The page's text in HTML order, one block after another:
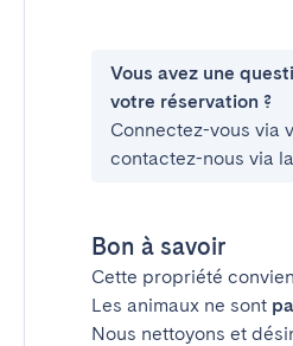
Vous avez une
votre réservation ?
Connectez-vous via
contactez-nous via la
Bon à savoir
Cette propriété
Les animaux ne sont
Nous nettoyons et